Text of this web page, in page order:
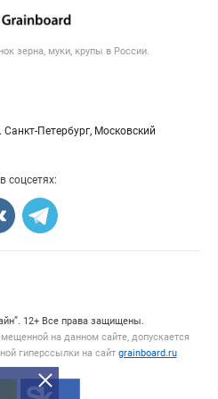
зерна, муки, крупы в России.
Петербург, Московский
оферта
информация
персональных данных
рынка
Крупы
Мука
соцсетях:
12+ Все права защищены.
на данном сайте, допускается
гиперссылки на сайт grainboard.ru